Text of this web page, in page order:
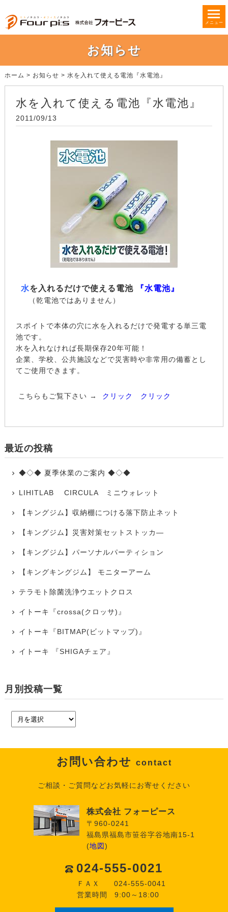
メニュー
お知らせ
ホーム > お知らせ > 水を入れて使える電池『水電池』
水を入れて使える電池『水電池』
2011/09/13
水を入れるだけで使える電池 『水電池』
（乾電池ではありません）
スポイトで本体の穴に水を入れるだけで発電する単三電
池です。
水を入れなければ長期保存20年可能！
企業、学校、公共施設などで災害時や非常用の備蓄とし
てご使用できます。
こちらもご覧下さい → クリック クリック
最近の投稿
◆◇◆ 夏季休業のご案内 ◆◇◆
LIHITLAB CIRCULA ミニウォレット
【キングジム】収納棚につける落下防止ネット
【キングジム】災害対策セットストッカ―
【キングジム】パーソナルパーティション
【キングキングジム】 モニターアーム
テラモト除菌洗浄ウエットクロス
イトーキ『crossa(クロッサ)』
イトーキ『BITMAP(ビットマップ)』
イトーキ 『SHIGAチェア』
月別投稿一覧
お問い合わせ contact
ご相談・ご質問などお気軽にお寄せください
株式会社 フォーピース
〒960-0241
福島県福島市笹谷字谷地南15-1
(地図)
024-555-0021
ＦＡＸ
024-555-0041
営業時間
9:00～18:00